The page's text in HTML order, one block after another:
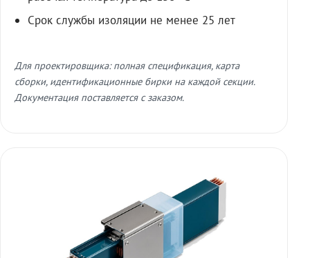
Срок службы изоляции не менее 25 лет
Для проектировщика: полная спецификация, карта
сборки, идентификационные бирки на каждой секции.
Документация поставляется с заказом.